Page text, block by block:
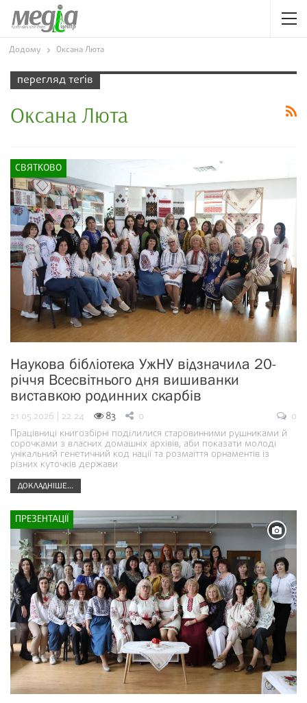
Додому Оксана Люта
перегляд теґів
Оксана Люта
СВЯТКОВО
Наукова бібліотека УжНУ відзначила 20-
річчя Всесвітнього дня вишиванки
виставкою родинних скарбів
21.05.2026 | 22:24 83 0
0
Працівниці книгозбірні поділилися старовинними рушниками й
сорочками з власних домашніх архівів, аби показати молоді
унікальний генетичний код нації та розмаїття орнаментів із
різних куточків держави
ДОКЛАДНІШЕ...
ПРЕЗЕНТАЦІЇ